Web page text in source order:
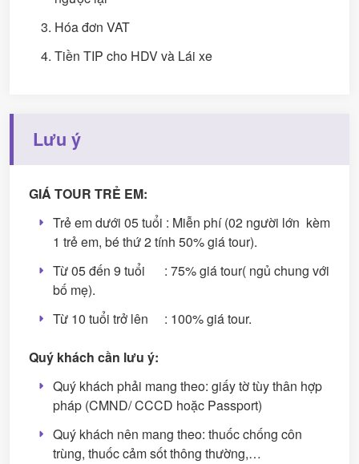
Hóa đơn VAT
Tiền TIP cho HDV và Lái xe
Lưu ý
GIÁ TOUR TRẺ EM:
Trẻ em dưới 05 tuổi : Miễn phí (02 người lớn kèm
1 trẻ em, bé thứ 2 tính 50% giá tour).
Từ 05 đến 9 tuổi : 75% giá tour( ngủ chung với
bố mẹ).
Từ 10 tuổi trở lên : 100% giá tour.
Quý khách cần lưu ý:
Quý khách phải mang theo: giấy tờ tùy thân hợp
pháp (CMND/ CCCD hoặc Passport)
Quý khách nên mang theo: thuốc chống côn
trùng, thuốc cảm sốt thông thường,…